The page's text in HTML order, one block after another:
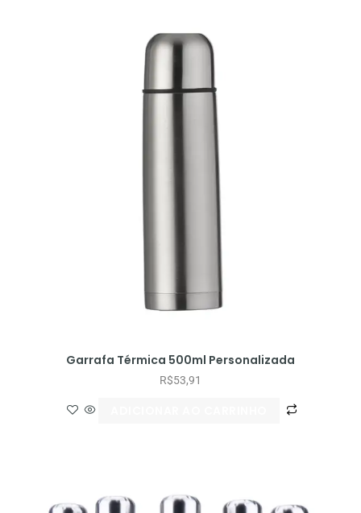
Garrafa Térmica 500ml Personalizada
R$53,91